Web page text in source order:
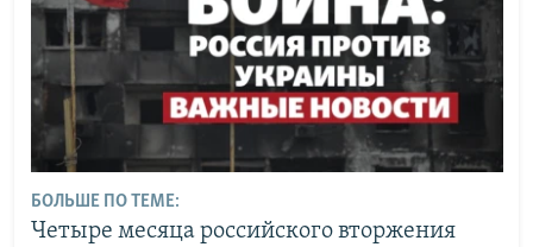
БОЛЬШЕ ПО ТЕМЕ:
Четыре месяца российского вторжения